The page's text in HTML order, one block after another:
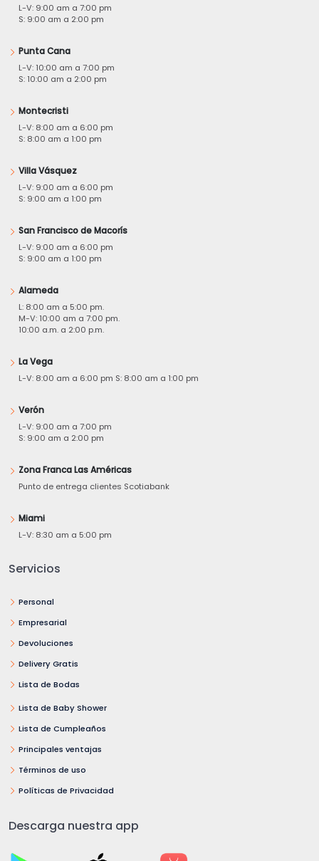
L-V: 9:00 am a 7:00 pm
S: 9:00 am a 2:00 pm
Punta Cana
L-V: 10:00 am a 7:00 pm
S: 10:00 am a 2:00 pm
Montecristi
L-V: 8:00 am a 6:00 pm
S: 8:00 am a 1:00 pm
Villa Vásquez
L-V: 9:00 am a 6:00 pm
S: 9:00 am a 1:00 pm
San Francisco de Macorís
L-V: 9:00 am a 6:00 pm
S: 9:00 am a 1:00 pm
Alameda
L: 8:00 am a 5:00 pm.
M-V: 10:00 am a 7:00 pm.
10:00 a.m. a 2:00 p.m.
La Vega
L-V: 8:00 am a 6:00 pm S: 8:00 am a 1:00 pm
Verón
L-V: 9:00 am a 7:00 pm
S: 9:00 am a 2:00 pm
Zona Franca Las Américas
Punto de entrega clientes Scotiabank
Miami
L-V: 8:30 am a 5:00 pm
Servicios
Personal
Empresarial
Devoluciones
Delivery Gratis
Lista de Bodas
Lista de Baby Shower
Lista de Cumpleaños
Principales ventajas
Términos de uso
Políticas de Privacidad
Descarga nuestra app